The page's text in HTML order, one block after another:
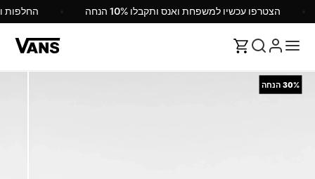
הצטרפו עכשיו למשפחת ואנס ותקבלו 10% הנחה
30% הנחה